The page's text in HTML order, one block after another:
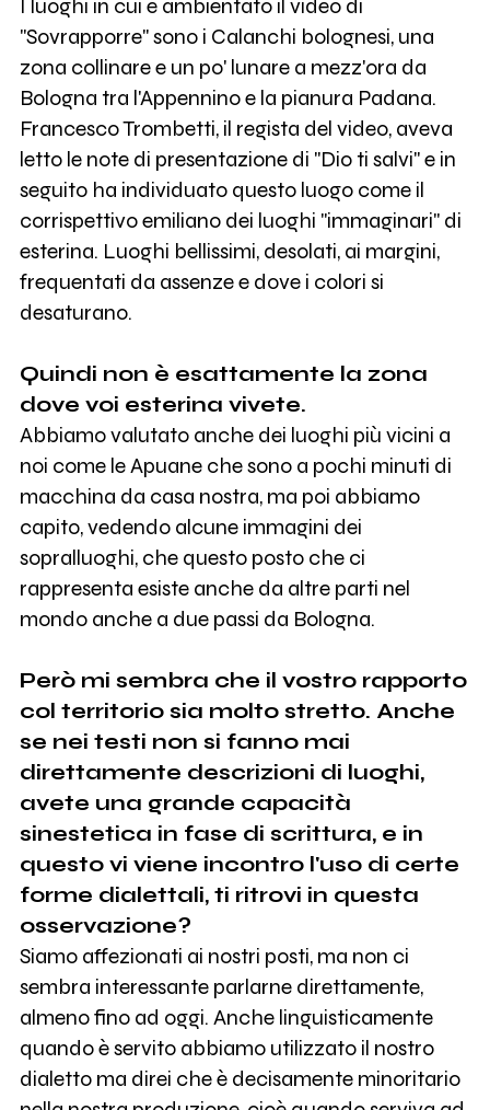
I luoghi in cui è ambientato il video di
"Sovrapporre" sono i Calanchi bolognesi, una
zona collinare e un po' lunare a mezz'ora da
Bologna tra l'Appennino e la pianura Padana.
Francesco Trombetti, il regista del video, aveva
letto le note di presentazione di "Dio ti salvi" e in
seguito ha individuato questo luogo come il
corrispettivo emiliano dei luoghi "immaginari" di
esterina. Luoghi bellissimi, desolati, ai margini,
frequentati da assenze e dove i colori si
desaturano.
Quindi non è esattamente la zona
dove voi esterina vivete.
Abbiamo valutato anche dei luoghi più vicini a
noi come le Apuane che sono a pochi minuti di
macchina da casa nostra, ma poi abbiamo
capito, vedendo alcune immagini dei
sopralluoghi, che questo posto che ci
rappresenta esiste anche da altre parti nel
mondo anche a due passi da Bologna.
Però mi sembra che il vostro rapporto
col territorio sia molto stretto. Anche
se nei testi non si fanno mai
direttamente descrizioni di luoghi,
avete una grande capacità
sinestetica in fase di scrittura, e in
questo vi viene incontro l'uso di certe
forme dialettali, ti ritrovi in questa
osservazione?
Siamo affezionati ai nostri posti, ma non ci
sembra interessante parlarne direttamente,
almeno fino ad oggi. Anche linguisticamente
quando è servito abbiamo utilizzato il nostro
dialetto ma direi che è decisamente minoritario